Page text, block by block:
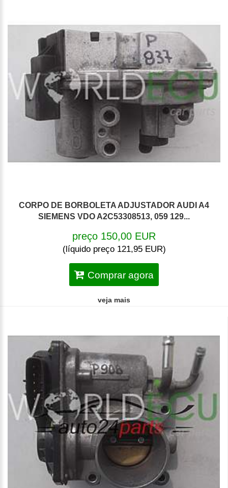
CORPO DE BORBOLETA ADJUSTADOR AUDI A4
SIEMENS VDO A2C53308513, 059 129...
preço 150,00 EUR
(líquido preço 121,95 EUR)
Comprar agora
veja mais